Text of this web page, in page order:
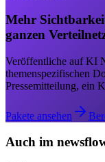
Mehr
ganzen
Veröffentliche auf KI
themenspezifischen
Pressemitteilung, ein
Pakete ansehen
Auch im